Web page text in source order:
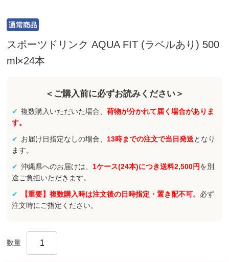
スポーツドリンク AQUA FIT (ラベルあり) 500
ml×24本
＜ご購入前に必ずお読みください＞
複数購入いただいた場合、荷物が分かれて届く場合がありま
す。
お届け日指定なしの場合、 13時までの注文で当日発送となり
ます。
沖縄県へのお届けは、 1ケース(24本)につき送料2,500円を別
途ご負担いただきます。
【重要】複数購入時は注文後の日時指定・置き配不可。 必ず
注文時にご指定ください。
数量